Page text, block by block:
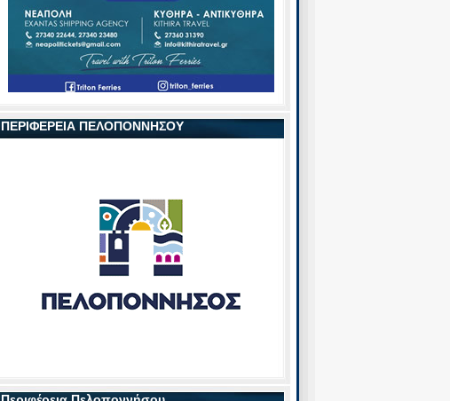
ΠΕΡΙΦΕΡΕΙΑ ΠΕΛΟΠΟΝΝΗΣΟΥ